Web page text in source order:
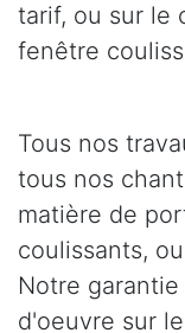
tarif, ou sur le
fenêtre
Tous nos
tous nos
matière de
coulissants,
Notre
d'oeuvre sur